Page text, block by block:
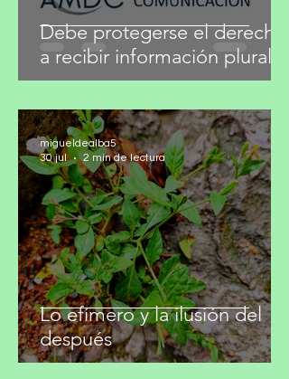
Debe protegerse el derecho
a recibir información plural
Lo efímero y la ilusión del
después
migueldealba5
30 jul
2 min de lectura